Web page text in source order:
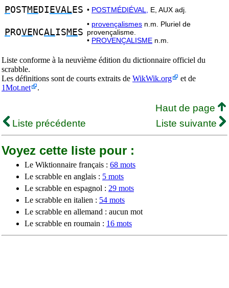
POSTME DI EVAL ES • POSTMÉDIÉVAL, E, AUX adj.
P ROVE NCALISMES
• provençalismes n.m. Pluriel de
provençalisme.
• PROVENÇALISME n.m.
Liste conforme à la neuvième édition du dictionnaire officiel du
scrabble.
Les définitions sont de courts extraits de WikWik.org
et de
1Mot.net
.
Haut de page
Liste précédente
Liste suivante
Voyez cette liste pour :
Le Wiktionnaire français : 68 mots
Le scrabble en anglais : 5 mots
Le scrabble en espagnol : 29 mots
Le scrabble en italien : 54 mots
Le scrabble en allemand : aucun mot
Le scrabble en roumain : 16 mots